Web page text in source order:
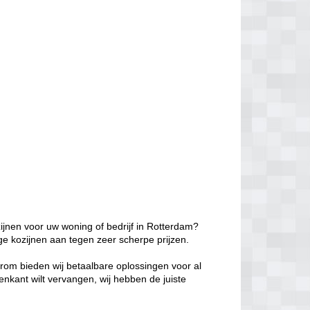
voor uw woning of bedrijf in Rotterdam?
kozijnen aan tegen zeer scherpe prijzen.
bieden wij betaalbare oplossingen voor al
wilt vervangen, wij hebben de juiste